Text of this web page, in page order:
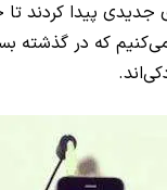
پیدا کردند
که در گذشته